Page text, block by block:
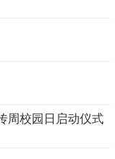
周校园日启动仪式